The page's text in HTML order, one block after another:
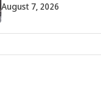
August 7, 2026